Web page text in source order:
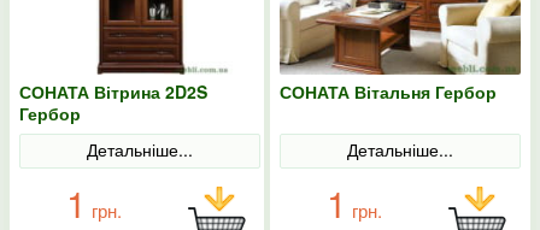
СОНАТА Вітрина 2D2S
Гербор
Детальніше...
1 грн.
СОНАТА Вітальня Гербор
Детальніше...
1 грн.